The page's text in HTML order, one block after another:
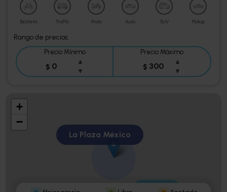
Bicicleta Traffic Moto Auto SUV Pickup
Rango de precios:
Precio Mínimo
$
▲
▼
Precio Máximo
$
▲
▼
La Plaza México
$ 300
Agotado
+
−